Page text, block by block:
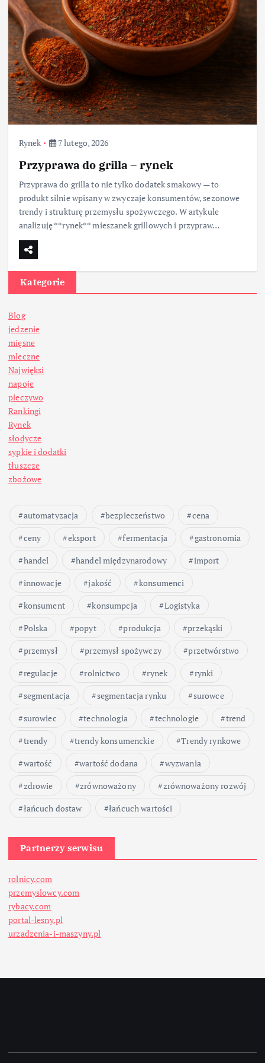
Rynek 7 lutego, 2026
Przyprawa do grilla – rynek
Przyprawa do grilla to nie tylko dodatek smakowy — to
produkt silnie wpisany w zwyczaje konsumentów, sezonowe
trendy i strukturę przemysłu spożywczego. W artykule
analizuję **rynek** mieszanek grillowych i przypraw…
Kategorie
Blog
jedzenie
mięsne
mleczne
Najwięksi
napoje
pieczywo
Rankingi
Rynek
słodycze
sypkie i dodatki
tłuszcze
zbożowe
automatyzacja bezpieczeństwo
cena
ceny
eksport fermentacja
gastronomia
handel
handel międzynarodowy
import
innowacje
jakość
konsumenci
konsument
konsumpcja
Logistyka
Polska
popyt produkcja
przekąski
przemysł
przemysł spożywczy
przetwórstwo
regulacje
rolnictwo rynek
rynki
segmentacja
segmentacja rynku
surowce
surowiec
technologia technologie
trend
trendy
trendy konsumenckie
Trendy rynkowe
wartość
wartość dodana
wyzwania
zdrowie
zrównoważony
zrównoważony rozwój
łańcuch dostaw
łańcuch wartości
Partnerzy serwisu
rolnicy.com
przemyslowcy.com
rybacy.com
portal-lesny.pl
urzadzenia-i-maszyny.pl